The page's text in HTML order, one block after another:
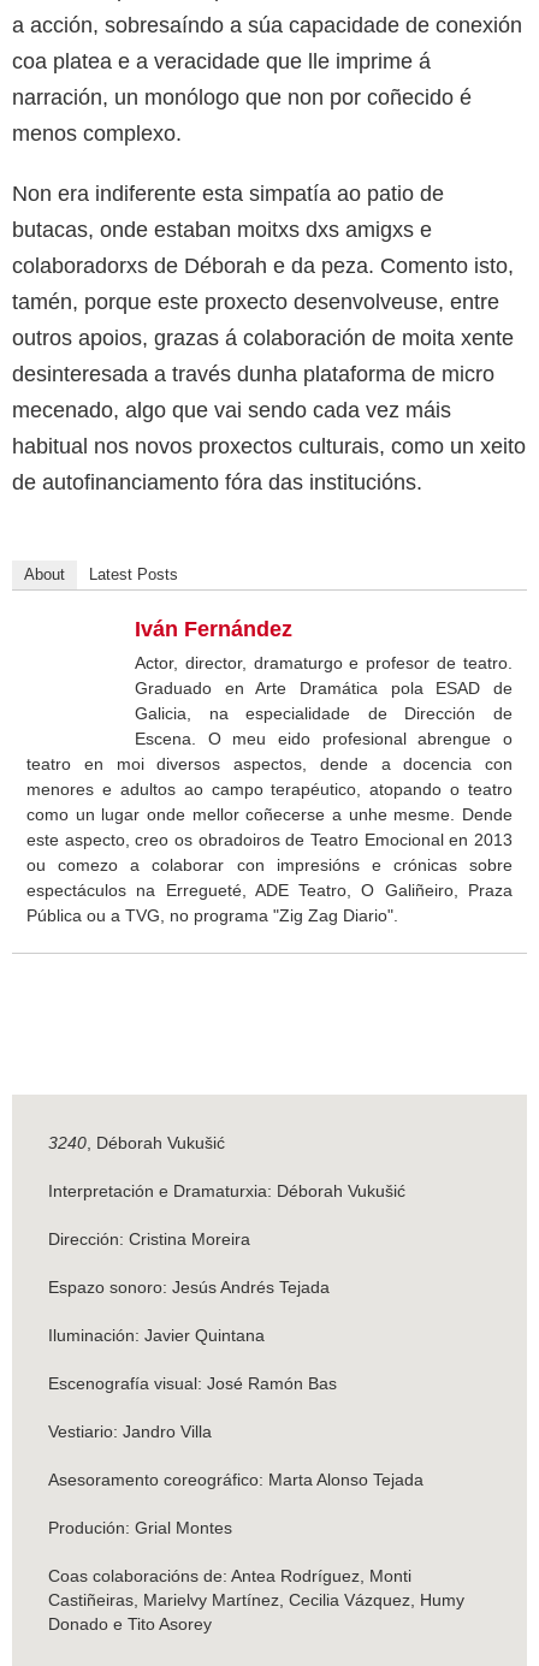
a acción, sobresaíndo a súa capacidade de conexión
coa platea e a veracidade que lle imprime á
narración, un monólogo que non por coñecido é
menos complexo.
Non era indiferente esta simpatía ao patio de
butacas, onde estaban moitxs dxs amigxs e
colaboradorxs de Déborah e da peza. Comento isto,
tamén, porque este proxecto desenvolveuse, entre
outros apoios, grazas á colaboración de moita xente
desinteresada a través dunha plataforma de micro
mecenado, algo que vai sendo cada vez máis
habitual nos novos proxectos culturais, como un xeito
de autofinanciamento fóra das institucións.
About Latest Posts
Iván Fernández
Actor, director, dramaturgo e profesor de teatro.
Graduado en Arte Dramática pola ESAD de
Galicia, na especialidade de Dirección de
Escena. O meu eido profesional abrengue o
teatro en moi diversos aspectos, dende a docencia con
menores e adultos ao campo terapéutico, atopando o teatro
como un lugar onde mellor coñecerse a unhe mesme. Dende
este aspecto, creo os obradoiros de Teatro Emocional en 2013
ou comezo a colaborar con impresións e crónicas sobre
espectáculos na Erregueté, ADE Teatro, O Galiñeiro, Praza
Pública ou a TVG, no programa "Zig Zag Diario".
3240 , Déborah Vukušić
Interpretación e Dramaturxia: Déborah Vukušić
Dirección: Cristina Moreira
Espazo sonoro: Jesús Andrés Tejada
Iluminación: Javier Quintana
Escenografía visual: José Ramón Bas
Vestiario: Jandro Villa
Asesoramento coreográfico: Marta Alonso Tejada
Produción: Grial Montes
Coas colaboracións de: Antea Rodríguez, Monti
Castiñeiras, Marielvy Martínez, Cecilia Vázquez, Humy
Donado e Tito Asorey